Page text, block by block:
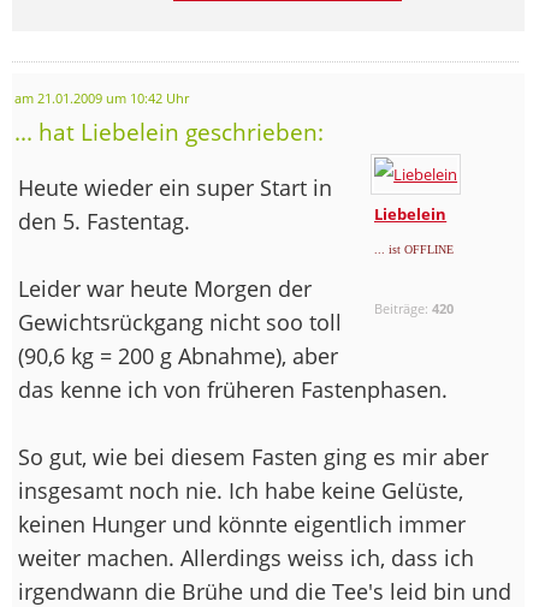
am 21.01.2009 um 10:42 Uhr
... hat Liebelein geschrieben:
Liebelein
... ist OFFLINE
Beiträge:420
Heute wieder ein super Start in
den 5. Fastentag.
Leider war heute Morgen der
Gewichtsrückgang nicht soo toll
(90,6 kg = 200 g Abnahme), aber
das kenne ich von früheren Fastenphasen.
So gut, wie bei diesem Fasten ging es mir aber
insgesamt noch nie. Ich habe keine Gelüste,
keinen Hunger und könnte eigentlich immer
weiter machen. Allerdings weiss ich, dass ich
irgendwann die Brühe und die Tee's leid bin und